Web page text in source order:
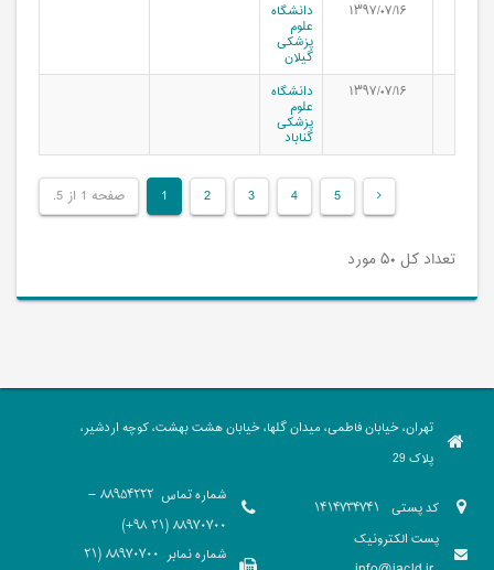
۱۳۹۷/۰۷/۱۶
دانشگاه
علوم
پزشکی
گیلان
۱۳۹۷/۰۷/۱۶
دانشگاه
علوم
پزشکی
گناباد
صفحه 1 از 5. 1 2 3 4 5
تعداد کل ۵۰ مورد
تهران، خیابان فاطمی، میدان گلها، خیابان هشت بهشت، کوچه اردشیر،
پلاک 29
کد پستی
پست الکترونیک
شماره تماس
88954222 -
88970700 (21 98+)
شماره نمابر 88970700 (21